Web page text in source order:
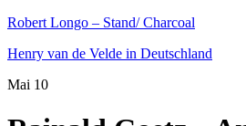
Robert Longo – Stand/ Charcoal
Henry van de Velde in Deutschland
Mai 10